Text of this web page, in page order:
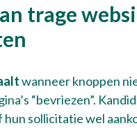
trage
wanneer knoppen
“bevriezen”.
sollicitatie wel